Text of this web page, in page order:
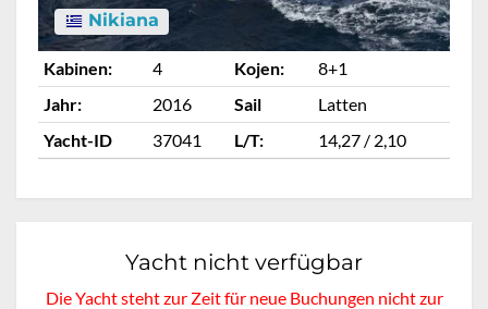
Nikiana
Kabinen: 4 Kojen:
8+1
Jahr:
2016 Sail
Latten
Yacht-ID
37041 L/T: 14,27 / 2,10
Yacht nicht verfügbar
Die Yacht steht zur Zeit für neue Buchungen nicht zur